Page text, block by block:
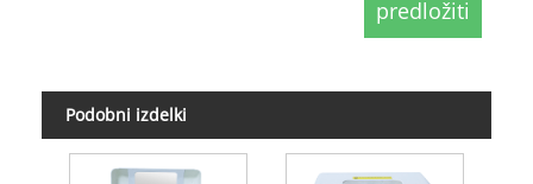
Podobni izdelki